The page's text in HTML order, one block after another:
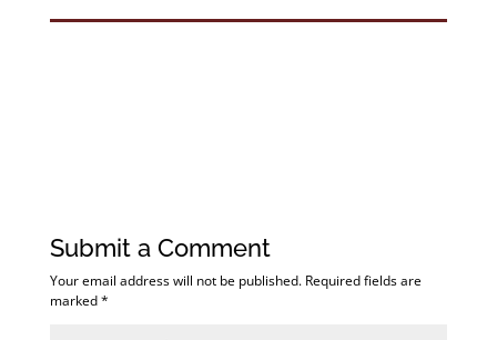
Submit a Comment
Your email address will not be published. Required fields are
marked*